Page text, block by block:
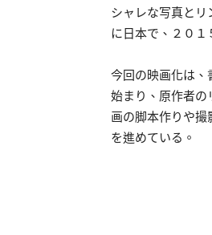
シャレな写真と
に日本で、２０１
今回の映画化は、
始まり、原作者の
画の脚本作りや
を進めている。